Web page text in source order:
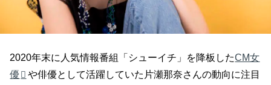
2020年末に人気情報番組「シューイチ」を降板したCM女
優
や俳優として活躍していた片瀬那奈さんの動向に注目